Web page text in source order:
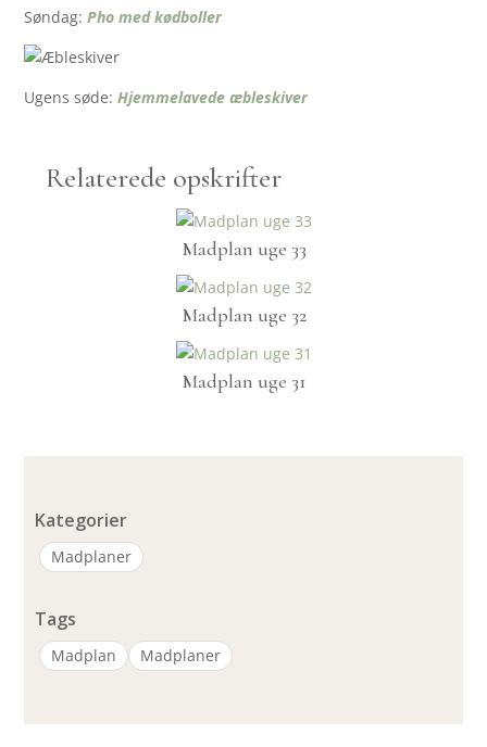
Søndag: Pho med kødboller
Ugens søde:Hjemmelavede æbleskiver
Relaterede opskrifter
Madplan uge 33
Madplan uge 32
Madplan uge 31
Kategorier
Madplaner
Tags
Madplan Madplaner